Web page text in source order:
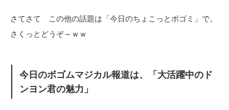
さてさて この他の話題は「今日のちょこっとボゴミ」で。
さくっとどうぞ～ｗｗ
今日のボゴムマジカル報道は、「大活躍中のド
ンヨン君の魅力」